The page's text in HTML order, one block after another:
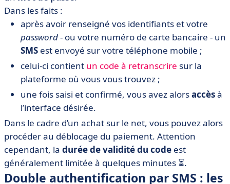
Dans les faits :
après avoir renseigné vos identifiants et votre
password- ou votre numéro de carte bancaire - un
SMS est envoyé sur votre téléphone mobile ;
celui-ci contient un code à retranscrire sur la
plateforme où vous vous trouvez ;
une fois saisi et confirmé, vous avez alorsaccèsà
l’interface désirée.
Dans le cadre d’un achat sur le net, vous pouvez alors
procéder au déblocage du paiement. Attention
cependant, la durée de validité du code est
généralement limitée à quelques minutes ⏳.
Double authentification par SMS : les